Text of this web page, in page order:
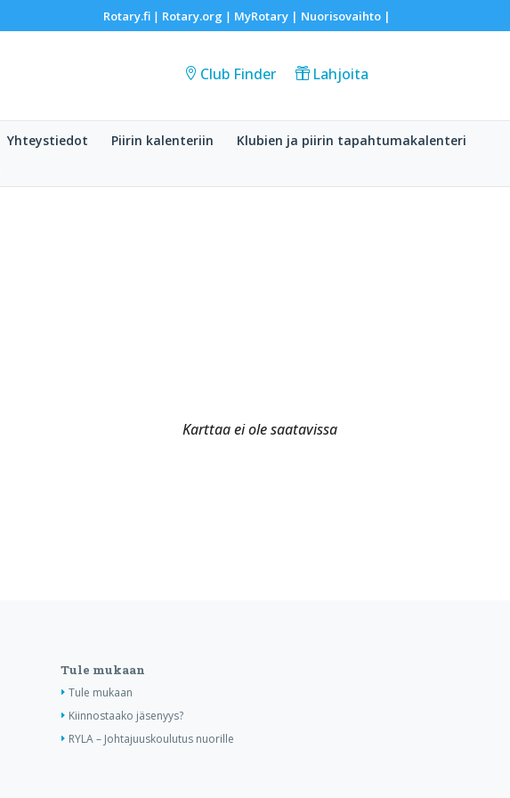
Rotary.fi| Rotary.org | MyRotary | Nuorisovaihto|
Club Finder Lahjoita
Yhteystiedot Piirin kalenteriin
Klubien ja piirin tapahtumakalenteri
Karttaa ei ole saatavissa
Tule mukaan
Tule mukaan
Kiinnostaako jäsenyys?
RYLA – Johtajuuskoulutus nuorille